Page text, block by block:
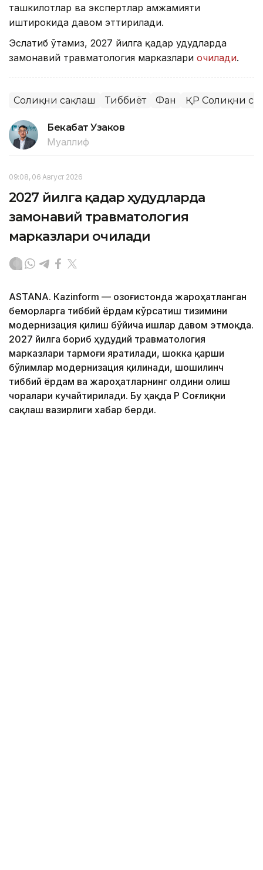
ташкилотлар ва экспертлар ҳамжамияти
иштирокида давом эттирилади.
Эслатиб ўтамиз, 2027 йилга қадар ҳудудларда
замонавий травматология марказлари очилади.
Соғлиқни сақлаш Тиббиёт Фан ҚР Соғлиқни
Бекабат Узаков
Муаллиф
09:08, 06 Август 2026
2027 йилга қадар ҳудудларда
замонавий травматология
марказлари очилади
ASTANА. Кazinform — Қозоғистонда жароҳатланган
беморларга тиббий ёрдам кўрсатиш тизимини
модернизация қилиш бўйича ишлар давом этмоқда.
2027 йилга бориб ҳудудий травматология
марказлари тармоғи яратилади, шокка қарши
бўлимлар модернизация қилинади, шошилинч
тиббий ёрдам ва жароҳатларнинг олдини олиш
чоралари кучайтирилади. Бу ҳақда ҚР Соғлиқни
сақлаш вазирлиги хабар берди.